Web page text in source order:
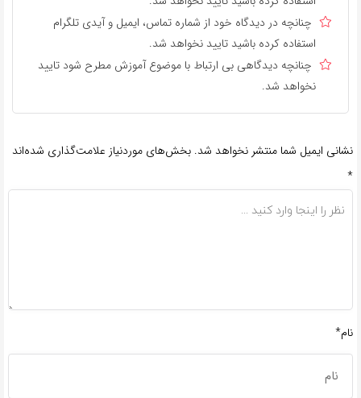
چنانچه در دیدگاه خود از شماره تماس، ایمیل و آیدی تلگرام
استفاده کرده باشید تایید نخواهد شد.
چنانچه دیدگاهی بی ارتباط با موضوع آموزش مطرح شود تایید
نخواهد شد.
نشانی ایمیل شما منتشر نخواهد شد. بخش‌های موردنیاز علامت‌گذاری شده‌اند
*
نام*